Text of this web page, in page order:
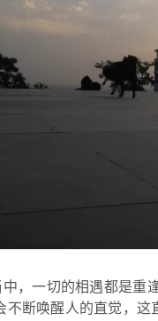
中，一切的相遇都是
不断唤醒人的直觉，